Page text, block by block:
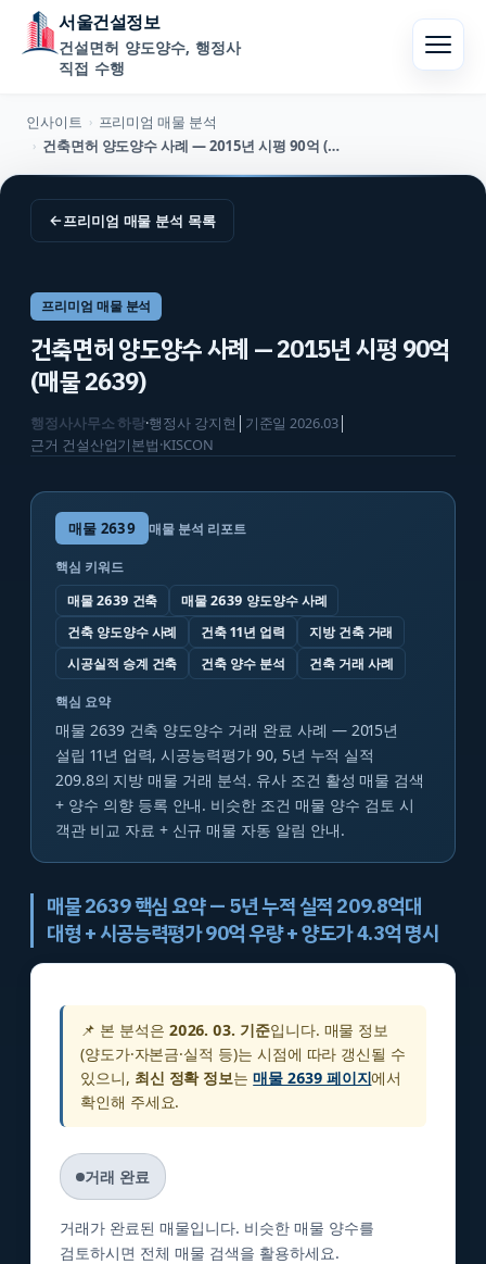
서울건설정보
건설면허 양도양수, 행정사
직접 수행
인사이트 › 프리미엄 매물 분석
› 건축면허 양도양수 사례 — 2015년 시평 90억 (매물 2639)
←프리미엄 매물 분석 목록
프리미엄 매물 분석
건축면허 양도양수 사례 — 2015년 시평 90억
(매물 2639)
행정사사무소 하랑·행정사 강지현 기준일2026.03│
근거 건설산업기본법·KISCON
매물 2639 매물 분석 리포트
핵심 키워드
매물 2639 건축
매물 2639 양도양수 사례
건축 양도양수 사례
건축 11년 업력
지방 건축 거래
시공실적 승계 건축
건축 양수 분석 건축 거래 사례
핵심 요약
매물 2639 건축 양도양수 거래 완료 사례 — 2015년
설립 11년 업력, 시공능력평가 90, 5년 누적 실적
209.8의 지방 매물 거래 분석. 유사 조건 활성 매물 검색
+ 양수 의향 등록 안내. 비슷한 조건 매물 양수 검토 시
객관 비교 자료 + 신규 매물 자동 알림 안내.
매물 2639 핵심 요약 — 5년 누적 실적 209.8억대
대형 + 시공능력평가 90억 우량 + 양도가 4.3억 명시
📌 본 분석은 2026. 03. 기준입니다. 매물 정보
(양도가·자본금·실적 등)는 시점에 따라 갱신될 수
있으니, 최신 정확 정보는매물 2639 페이지에서
확인해 주세요.
거래 완료
거래가 완료된 매물입니다. 비슷한 매물 양수를
검토하시면 전체 매물 검색을 활용하세요.